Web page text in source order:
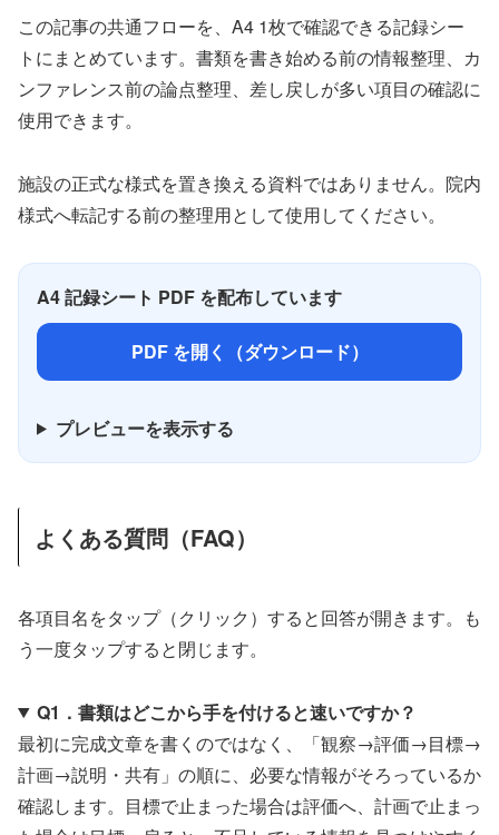
この記事の共通フローを、A4 1枚で確認できる記録シー
トにまとめています。書類を書き始める前の情報整理、カ
ンファレンス前の論点整理、差し戻しが多い項目の確認に
使用できます。
施設の正式な様式を置き換える資料ではありません。院内
様式へ転記する前の整理用として使用してください。
A4 記録シート PDF を配布しています
PDF を開く（ダウンロード）
プレビューを表示する
よくある質問（FAQ）
各項目名をタップ（クリック）すると回答が開きます。も
う一度タップすると閉じます。
Q1．書類はどこから手を付けると速いですか？
最初に完成文章を書くのではなく、「観察→評価→目標→
計画→説明・共有」の順に、必要な情報がそろっているか
確認します。目標で止まった場合は評価へ、計画で止まっ